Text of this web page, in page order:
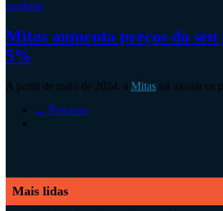
Mitas aumenta preços do
5%
A partir de maio de 2024, a Mitas irá ajustar os
← Previous
Mais lidas